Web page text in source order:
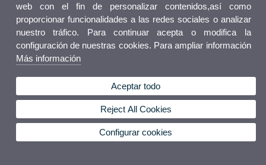
web con el fin de personalizar contenidos,así como
proporcionar funcionalidades a las redes sociales o analizar
nuestro tráfico. Para continuar acepta o modifica la
configuración de nuestras cookies. Para ampliar información
Más información
Aceptar todo
Reject All Cookies
Configurar cookies